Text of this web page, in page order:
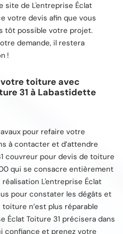
site de L'entreprise Éclat
votre devis afin que vous
tôt possible votre projet.
demande, il restera
!
toiture avec
31 à Labastidette
pour refaire votre
à contacter et d’attendre
couvreur pour devis de toiture
qui se consacre entièrement
L'entreprise Éclat
pour constater les dégâts et
n’est plus réparable
Éclat Toiture 31 précisera dans
confiance et prenez votre